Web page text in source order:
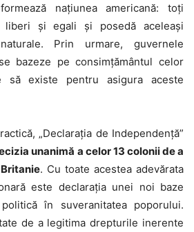
națiunea americană: toți
liberi și egali și posedă aceleași
Prin urmare, guvernele
bazeze pe consimțământul celor
să existe pentru asigura aceste
„Declarația de Independență”
unanimă a celor 13 colonii de a
. Cu toate acestea adevărata
este declarația unei noi baze
în suveranitatea poporului.
de a legitima drepturile inerente